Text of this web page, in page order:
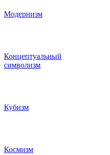
Модернизм
Концептуальный
символизм
Кубизм
Космизм